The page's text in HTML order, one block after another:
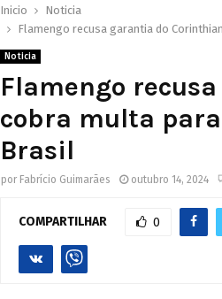
Inicio
Noticia
Flamengo recusa garantia do
Noticia
Flamengo
cobra multa para
Brasil
por Fabrício Guimarães outubro 14, 2024
COMPARTILHAR 0